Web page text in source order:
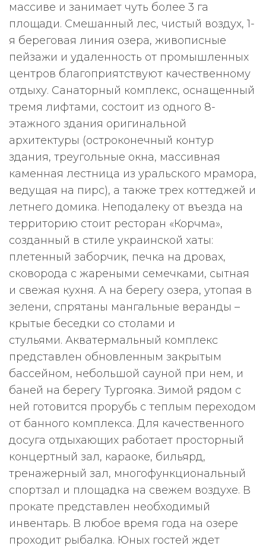
массиве и занимает чуть более 3 га
площади. Смешанный лес, чистый воздух, 1-
я береговая линия озера, живописные
пейзажи и удаленность от промышленных
центров благоприятствуют качественному
отдыху. Санаторный комплекс, оснащенный
тремя лифтами, состоит из одного 8-
этажного здания оригинальной
архитектуры (остроконечный контур
здания, треугольные окна, массивная
каменная лестница из уральского мрамора,
ведущая на пирс), а также трех коттеджей и
летнего домика. Неподалеку от въезда на
территорию стоит ресторан «Корчма»,
созданный в стиле украинской хаты:
плетенный заборчик, печка на дровах,
сковорода с жареными семечками, сытная
и свежая кухня. А на берегу озера, утопая в
зелени, спрятаны мангальные веранды –
крытые беседки со столами и
стульями. Акватермальный комплекс
представлен обновленным закрытым
бассейном, небольшой сауной при нем, и
баней на берегу Тургояка. Зимой рядом с
ней готовится прорубь с теплым переходом
от банного комплекса. Для качественного
досуга отдыхающих работает просторный
концертный зал, караоке, бильярд,
тренажерный зал, многофункциональный
спортзал и площадка на свежем воздухе. В
прокате представлен необходимый
инвентарь. В любое время года на озере
проходит рыбалка. Юных гостей ждет